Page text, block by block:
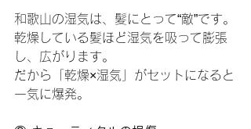
和歌山の湿気は、髪にとって“敵”です。
乾燥している髪ほど湿気を吸って膨張
し、広がります。
だから「乾燥×湿気」がセットになると
一気に爆発。